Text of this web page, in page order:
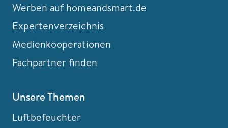
Werben auf homeandsmart.de
Expertenverzeichnis
Medienkooperationen
Fachpartner finden
Unsere Themen
Luftbefeuchter